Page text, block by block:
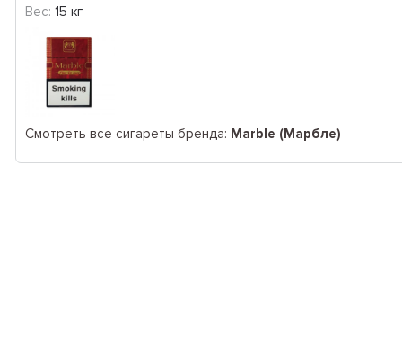
Вес: 15 кг
Смотреть все сигареты бренда: Marble (Марбле)